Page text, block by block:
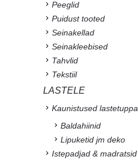
Peeglid
Puidust tooted
Seinakellad
Seinakleebised
Tahvlid
Tekstiil
LASTELE
Kaunistused lastetuppa
Baldahiinid
Lipuketid jm deko
Istepadjad & madratsid